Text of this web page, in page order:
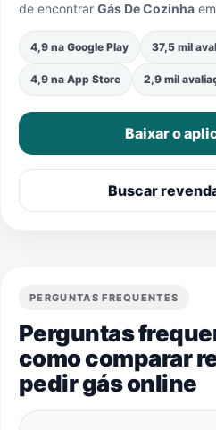
de encontrar Gás De Cozinha em
4,9 na Google Play 37,5 mil
4,9 na App Store 2,9 mil
Baixar o
Buscar
PERGUNTAS FREQUENTES
Perguntas
como comparar
pedir gás online